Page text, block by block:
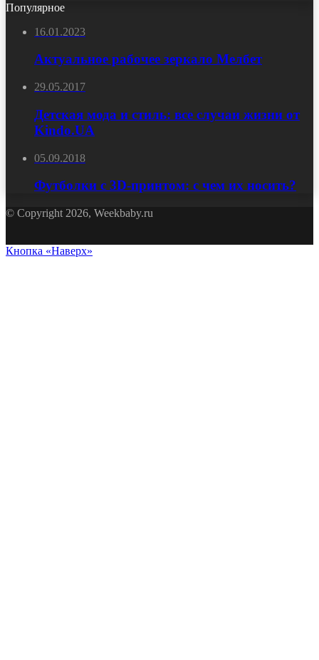
Популярное
16.01.2023
Актуальное рабочее зеркало Мелбет
29.05.2017
Детская мода и стиль: все случаи жизни от
Kindo.UA
05.09.2018
Футболки с 3D-принтом: с чем их носить?
© Copyright 2026, Weekbaby.ru
Кнопка «Наверх»